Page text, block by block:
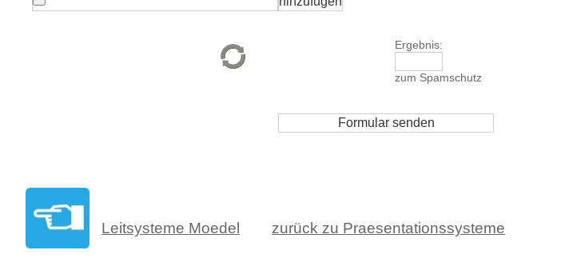
Ergebnis:
zum Spamschutz
Leitsysteme Moedel zurück zu Praesentationssysteme